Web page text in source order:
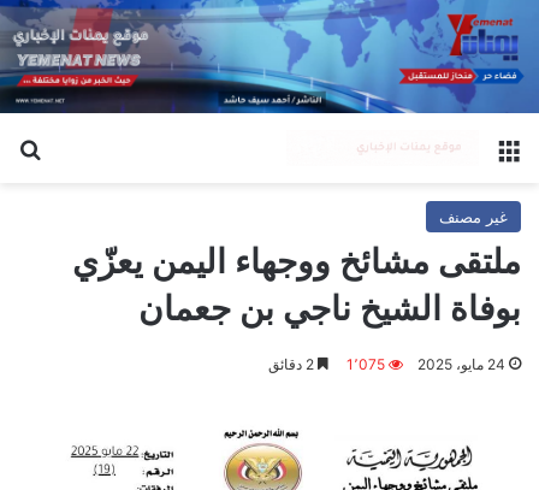
القائمة
غير مصنف
ملتقى مشائخ ووجهاء اليمن يعزّي
بوفاة الشيخ ناجي بن جعمان
24 مايو، 2025 1٬075